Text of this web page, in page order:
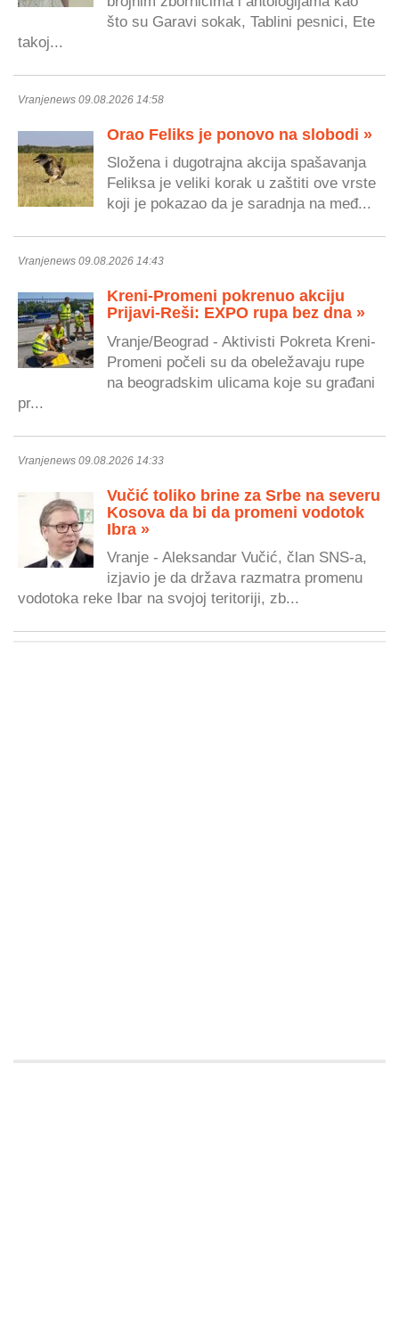
što su Garavi sokak, Tablini pesnici, Ete
takoj...
Vranjenews 09.08.2026 14:58
Orao Feliks je ponovo na slobodi »
Složena i dugotrajna akcija spašavanja
Feliksa je veliki korak u zaštiti ove vrste
koji je pokazao da je saradnja na međ...
Vranjenews 09.08.2026 14:43
Kreni-Promeni pokrenuo akciju
Prijavi-Reši: EXPO rupa bez dna »
Vranje/Beograd - Aktivisti Pokreta Kreni-
Promeni počeli su da obeležavaju rupe
na beogradskim ulicama koje su građani
pr...
Vranjenews 09.08.2026 14:33
Vučić toliko brine za Srbe na severu
Kosova da bi da promeni vodotok
Ibra »
Vranje - Aleksandar Vučić, član SNS-a,
izjavio je da država razmatra promenu
vodotoka reke Ibar na svojoj teritoriji, zb...